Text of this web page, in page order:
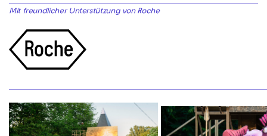
Mit freundlicher Unterstützung von Roche